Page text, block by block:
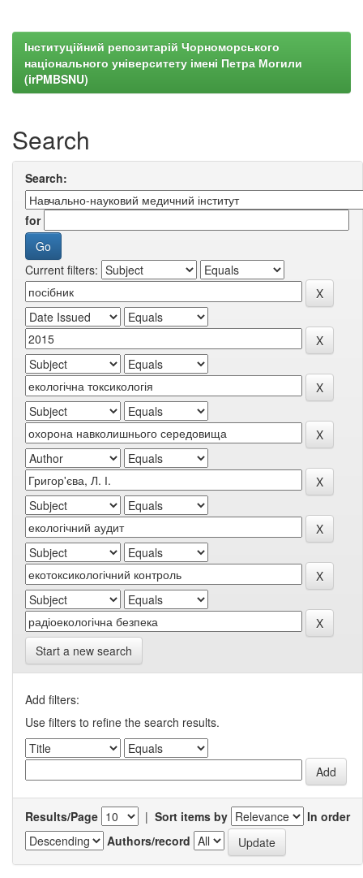
Інституційний репозитарій Чорноморського
національного університету імені Петра Могили
(irPMBSNU)
Search
Search:
for
Current filters:
Start a new search
Add filters:
Use filters to refine the search results.
Results/Page | Sort items by
In order
Authors/record